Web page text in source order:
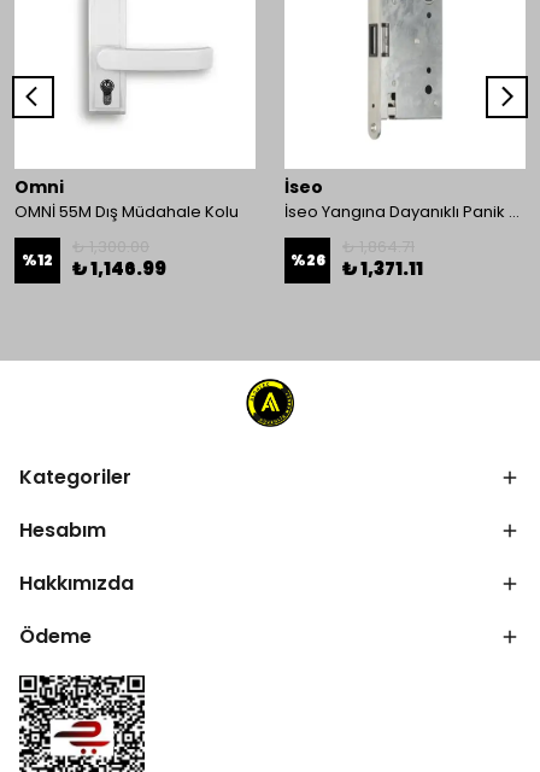
Omni
OMNİ 55M Dış Müdahale Kolu
%12 ₺ 1,146.99
İseo
İseo Yangına Dayanıklı Panik Fonksiyonlu Pasif Kanat İçin Gömme Kilit
%26 ₺ 1,371.11
Kategoriler
Hesabım
Hakkımızda
Ödeme